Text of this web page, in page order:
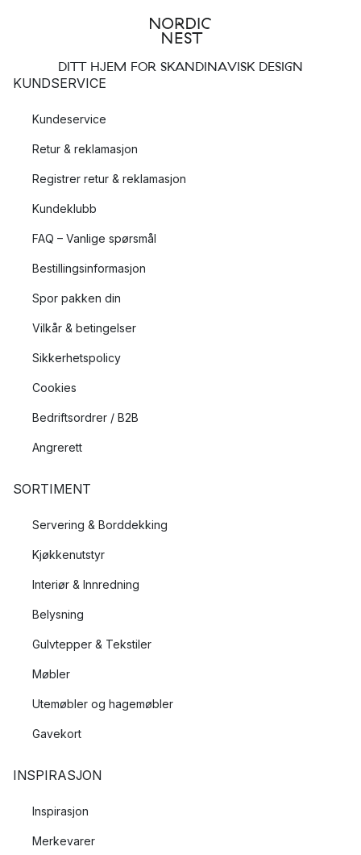
DITT HJEM FOR SKANDINAVISK DESIGN
KUNDSERVICE
Kundeservice
Retur & reklamasjon
Registrer retur & reklamasjon
Kundeklubb
FAQ – Vanlige spørsmål
Bestillingsinformasjon
Spor pakken din
Vilkår & betingelser
Sikkerhetspolicy
Cookies
Bedriftsordrer / B2B
Angrerett
SORTIMENT
Servering & Borddekking
Kjøkkenutstyr
Interiør & Innredning
Belysning
Gulvtepper & Tekstiler
Møbler
Utemøbler og hagemøbler
Gavekort
INSPIRASJON
Inspirasjon
Merkevarer